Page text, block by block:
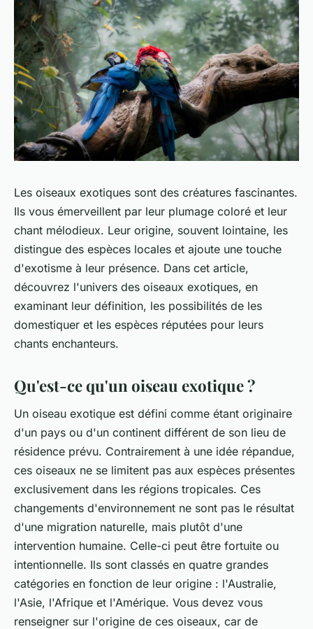
Les oiseaux exotiques sont des créatures fascinantes.
Ils vous émerveillent par leur plumage coloré et leur
chant mélodieux. Leur origine, souvent lointaine, les
distingue des espèces locales et ajoute une touche
d'exotisme à leur présence. Dans cet article,
découvrez l'univers des oiseaux exotiques, en
examinant leur définition, les possibilités de les
domestiquer et les espèces réputées pour leurs
chants enchanteurs.
Qu'est-ce qu'un oiseau exotique ?
Un oiseau exotique est défini comme étant originaire
d'un pays ou d'un continent différent de son lieu de
résidence prévu. Contrairement à une idée répandue,
ces oiseaux ne se limitent pas aux espèces présentes
exclusivement dans les régions tropicales. Ces
changements d'environnement ne sont pas le résultat
d'une migration naturelle, mais plutôt d'une
intervention humaine. Celle-ci peut être fortuite ou
intentionnelle. Ils sont classés en quatre grandes
catégories en fonction de leur origine : l'Australie,
l'Asie, l'Afrique et l'Amérique. Vous devez vous
renseigner sur l'origine de ces oiseaux, car de